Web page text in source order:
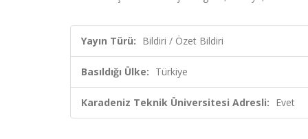
Yayın Türü: Bildiri / Özet Bildiri
Basıldığı Ülke: Türkiye
Karadeniz Teknik Üniversitesi Adresli: Evet